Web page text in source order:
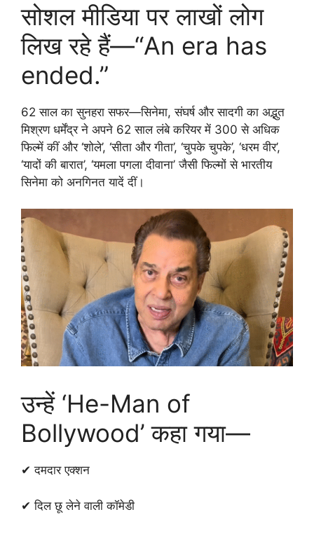
सोशल मीडिया पर लाखों लोग
लिख रहे हैं—“An era has
ended.”
62 साल का सुनहरा सफर—सिनेमा, संघर्ष और सादगी का अद्भुत
मिश्रण धर्मेंद्र ने अपने 62 साल लंबे करियर में 300 से अधिक
फिल्में कीं और ‘शोले’, ‘सीता और गीता’, ‘चुपके चुपके’, ‘धरम वीर’,
‘यादों की बारात’, ‘यमला पगला दीवाना’ जैसी फिल्मों से भारतीय
सिनेमा को अनगिनत यादें दीं।
उन्हें ‘He-Man of
Bollywood’ कहा गया—
✔ दमदार एक्शन
✔ दिल छू लेने वाली कॉमेडी